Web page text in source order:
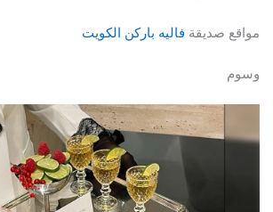
مواقع صديقةفاليه باركن الكويت
وسوم